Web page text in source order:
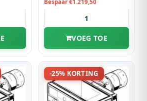
Bespaar €1.219,50
VOEG TOE
-25% KORTING